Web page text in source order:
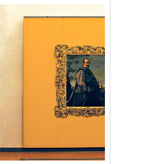
Le opere
Le sale
Gli artisti
Le nuove sale
Musei di Firenze
Museo nazionale del Bargello
Galleria dell'Accademia
Galleria Palatina
Museo delle Cappelle Medicee